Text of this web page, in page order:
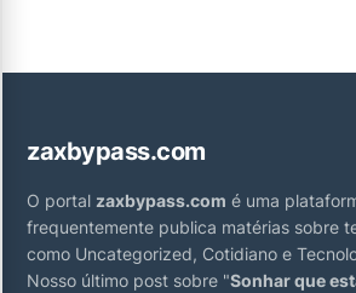
zaxbypass.com
O portal zaxbypass.com é uma
frequentemente publica matérias sobre
como Uncategorized, Cotidiano e
Nosso último post sobre "Sonhar que